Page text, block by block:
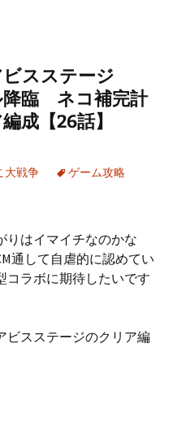
スステージ
降臨 ネコ補完計
【26話】
大戦争 ゲーム攻略
りはイマイチなのかな
通して自虐的に認めてい
コラボに期待したいです
ビスステージのクリア編
ビスステージ 断罪天使